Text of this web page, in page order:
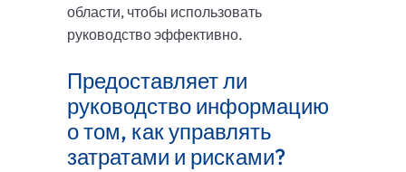
области, чтобы использовать
руководство эффективно.
Предоставляет ли
руководство информацию
о том, как управлять
затратами и рисками?